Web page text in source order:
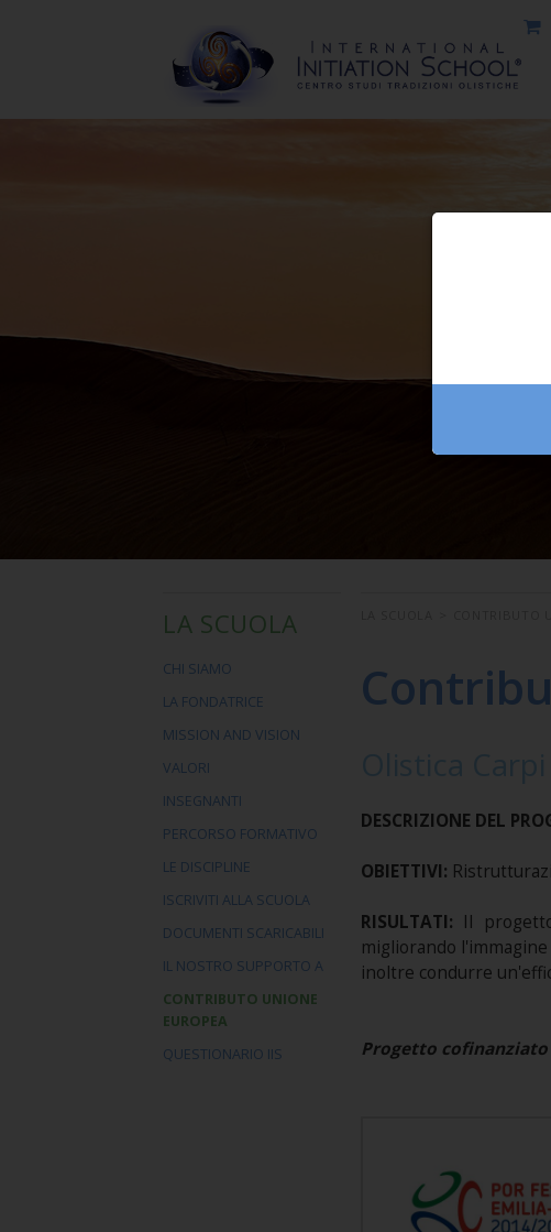
LA SCUOLA
CHI SIAMO
LA FONDATRICE
MISSION AND VISION
VALORI
INSEGNANTI
PERCORSO FORMATIVO
LE DISCIPLINE
ISCRIVITI ALLA SCUOLA
DOCUMENTI SCARICABILI
IL NOSTRO SUPPORTO A
CONTRIBUTO UNIONE
EUROPEA
QUESTIONARIO IIS
DESCRIZIONE DEL
OBIETTIVI:
RISULTATI: Il
migliorando
inoltre condurre
Progetto